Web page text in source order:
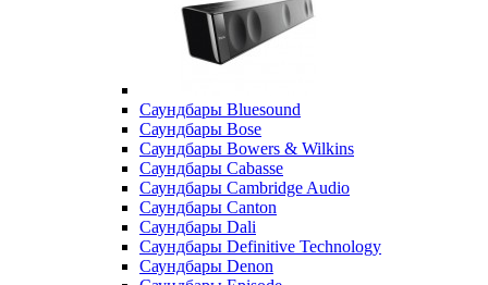
Саундбары Bluesound
Саундбары Bose
Саундбары Bowers & Wilkins
Саундбары Cabasse
Саундбары Cambridge Audio
Саундбары Canton
Саундбары Dali
Саундбары Definitive Technology
Саундбары Denon